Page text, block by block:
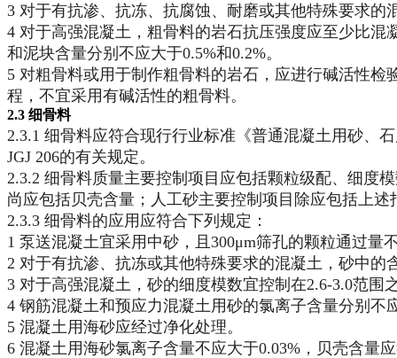
3 对于有抗渗、抗冻、抗腐蚀、耐磨或其他特殊要求的
4 对于高强混凝土，粗骨料的岩石抗压强度应至少比混
和泥块含量分别不应大于0.5%和0.2%。
5 对粗骨料或用于制作粗骨料的岩石，应进行碱活性
程，不宜采用有碱活性的粗骨料。
2.3 细骨料
2.3.1 细骨料应符合现行行业标准《普通混凝土用砂、
JGJ 206的有关规定。
2.3.2 细骨料质量主要控制项目应包括颗粒级配、细度
尚应包括贝壳含量；人工砂主要控制项目除应包括上
2.3.3 细骨料的应用应符合下列规定：
1 泵送混凝土宜采用中砂，且300μm筛孔的颗粒通过量
2 对于有抗渗、抗冻或其他特殊要求的混凝土，砂中的
3 对于高强混凝土，砂的细度模数宜控制在2.6-3.0范围
4 钢筋混凝土和预应力混凝土用砂的氯离子含量分别不
5 混凝土用海砂应经过净化处理。
6 混凝土用海砂氯离子含量不应大于0.03%，贝壳含量